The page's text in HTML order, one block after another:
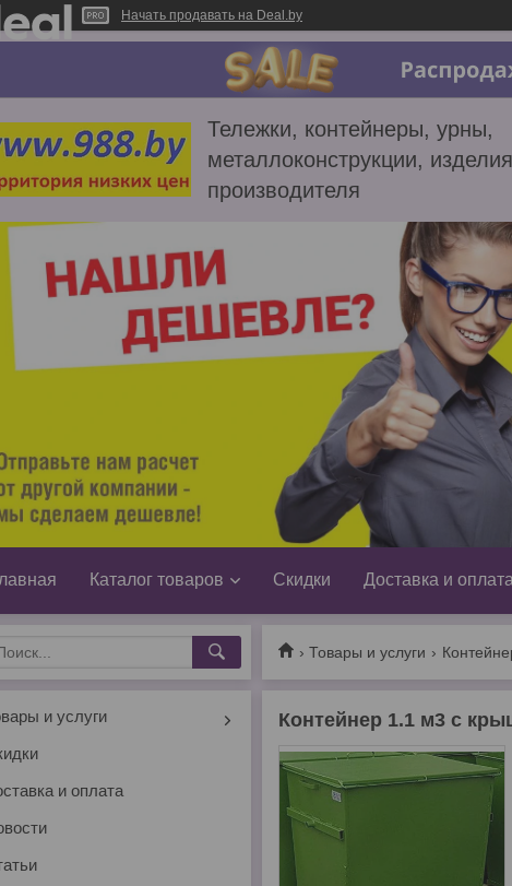
Начать продавать на Deal.by
Тележки, контейнеры, урны,
металлоконструкции,
производителя
Каталог товаров Скидки Доставка и оплата
Товары и услуги
Контейнер 1.1 м3 с
и услуги
и оплата